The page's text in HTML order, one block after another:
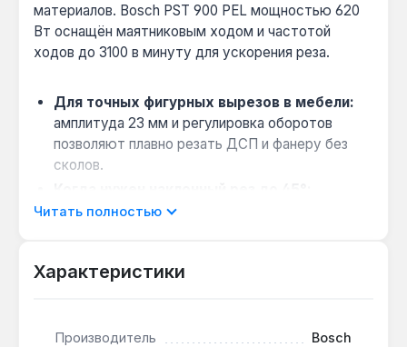
материалов. Bosch PST 900 PEL мощностью 620
Вт оснащён маятниковым ходом и частотой
ходов до 3100 в минуту для ускорения реза.
Для точных фигурных вырезов в мебели:
амплитуда 23 мм и регулировка оборотов
позволяют плавно резать ДСП и фанеру без
сколов.
стальная штампованная подошва с наклоном до
Совместимость с системой пылеудаления:
запылённость в помещении.
Читать полностью
Характеристики
Производитель Bosch